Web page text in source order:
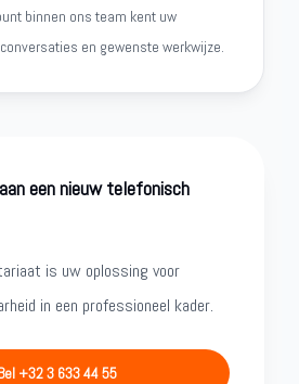
binnen ons team kent uw
en gewenste werkwijze.
een nieuw telefonisch
is uw oplossing voor
in een professioneel kader.
+32 3 633 44 55